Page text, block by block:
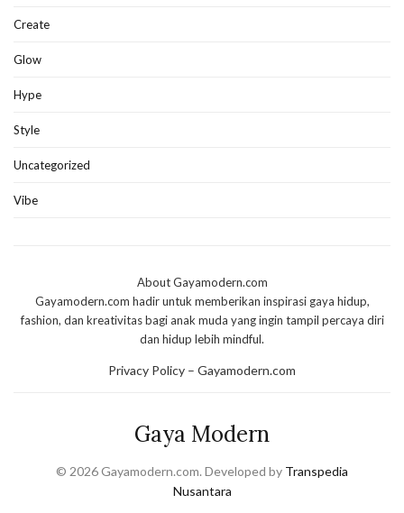
Create
Glow
Hype
Style
Uncategorized
Vibe
About Gayamodern.com
Gayamodern.com hadir untuk memberikan inspirasi gaya hidup,
fashion, dan kreativitas bagi anak muda yang ingin tampil percaya diri
dan hidup lebih mindful.
Privacy Policy – Gayamodern.com
Gaya Modern
© 2026 Gayamodern.com. Developed by Transpedia
Nusantara